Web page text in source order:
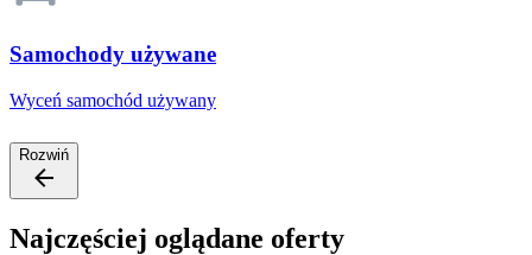
Samochody używane
Wyceń samochód używany
Rozwiń
Najczęściej oglądane oferty